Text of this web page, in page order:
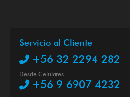
Servicio al Cliente
+56 32 2294 282
Desde Celulares
+56 9 6907 4232